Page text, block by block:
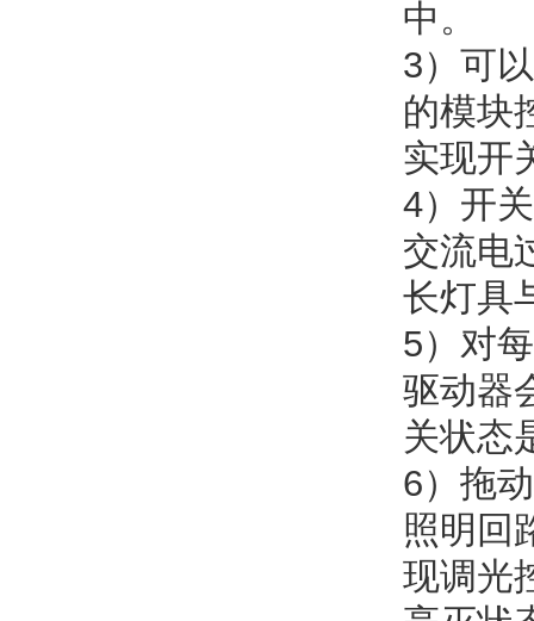
中。
3）可
的模块
实现开
4）开
交流电
长灯具
5）对
驱动器
关状态
6）拖
照明回
现调光